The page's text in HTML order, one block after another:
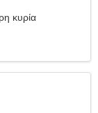
κυρία